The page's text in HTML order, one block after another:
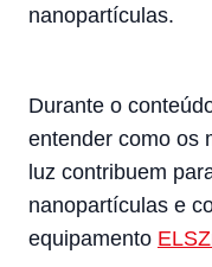
nanopartículas.
Durante o
entender como os
luz contribuem
nanopartículas e
equipamento